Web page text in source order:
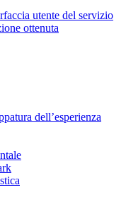
utente del servizio
ottenuta
dell’esperienza